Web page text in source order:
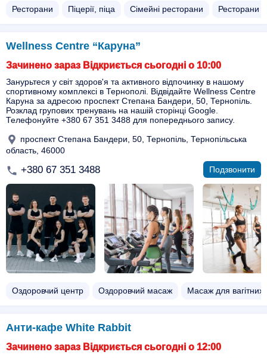
Ресторани Піцерії, піца Сімейні ресторани Ресторани
Wellness Centre “Каруна”
Зачинено зараз Відкриється сьогодні о 10:00
Занурьтеся у світ здоров'я та активного відпочинку в нашому
спортивному комплексі в Тернополі. Відвідайте Wellness Centre
Каруна за адресою проспект Степана Бандери, 50, Тернопіль.
Розклад групових тренувань на нашій сторінці Google.
Телефонуйте +380 67 351 3488 для попереднього запису.
проспект Степана Бандери, 50, Тернопіль, Тернопільська
область, 46000
+380 67 351 3488 Подзвонити
Оздоровчий центр Оздоровчий масаж Масаж для вагітних
Анти-кафе White Rabbit
Зачинено зараз Відкриється сьогодні о 12:00